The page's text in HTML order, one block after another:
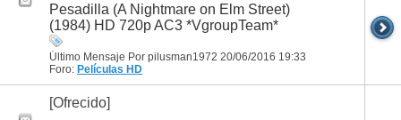
Pesadilla (A Nightmare on Elm Street)
(1984) HD 720p AC3 *VgroupTeam*
Último Mensaje Por pilusman1972 20/06/2016 19:33
Foro: Películas HD
[Ofrecido]